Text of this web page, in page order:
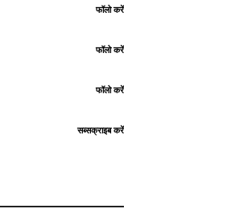
फॉलो करें
फॉलो करें
फॉलो करें
सब्सक्राइब करें